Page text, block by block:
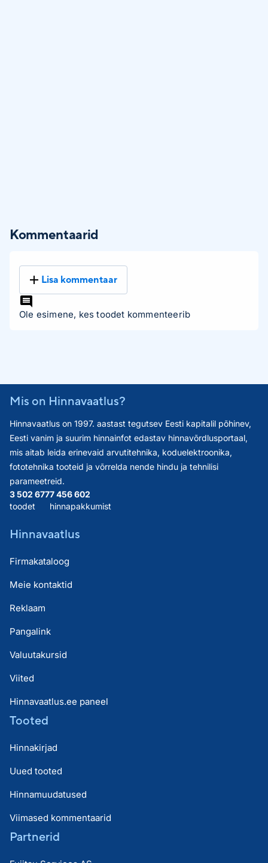
Kommentaarid
Lisa kommentaar
Ole esimene, kes toodet kommenteerib
Mis on Hinnavaatlus?
Hinnavaatlus on 1997. aastast tegutsev Eesti kapitalil põhinev,
Eesti vanim ja suurim hinnainfot edastav hinnavõrdlusportaal,
mis aitab leida erinevaid arvutitehnika, koduelektroonika,
fototehnika tooteid ja võrrelda nende hindu ja tehnilisi
parameetreid.
3 502 677
toodet
7 456 602
hinnapakkumist
Hinnavaatlus
Firmakataloog
Meie kontaktid
Reklaam
Pangalink
Valuutakursid
Viited
Hinnavaatlus.ee paneel
Tooted
Hinnakirjad
Uued tooted
Hinnamuudatused
Viimased kommentaarid
Partnerid